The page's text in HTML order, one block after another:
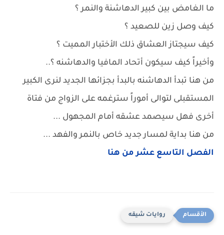
ما الغامض بين كبير الدهاشنة والنمر ؟
كيف وصل زين للصعيد ؟
كيف سيجتاز العشاق ذلك الأختبار المميت ؟
وأخيراً كيف سيكون أتحاد المافيا والدهاشنه ؟..
من هنا تبدأ الدهاشنه بالبدأ بجزائها الجديد لنرى الكبير
المستقبلى لتوالى أموراً سترغمه على الزواج من فتاة
أخرى فهل سيصمد عشقه أمام المجهول ...
من هنا بداية لمسار جديد خاص بالنمر والفهد ...
الفصل التاسع عشر من هنا
روايات شيقه